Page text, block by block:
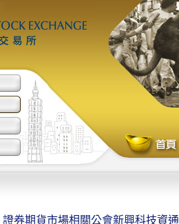
證券期貨市場相關公會新興科技資